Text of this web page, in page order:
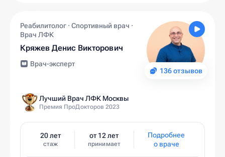
136 отзывов
Реабилитолог · Спортивный врач ·
Врач ЛФК
Кряжев Денис Викторович
Врач-эксперт
Лучший Врач ЛФК Москвы
Премия ПроДокторов 2023
20 лет
стаж
от 12 лет
принимает
Подробнее
о враче